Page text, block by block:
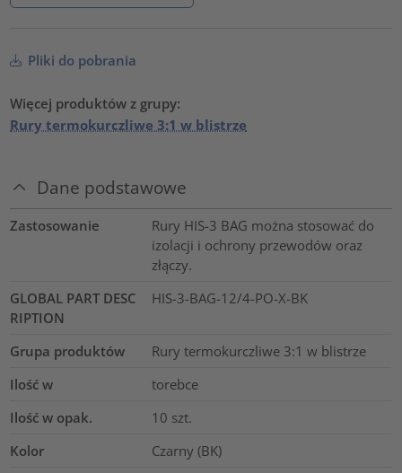
Pliki do pobrania
Więcej produktów z grupy:
Rury termokurczliwe 3:1 w blistrze
Dane podstawowe
Zastosowanie
Rury HIS-3 BAG można stosować do
izolacji i ochrony przewodów oraz
złączy.
GLOBAL PART DESC
RIPTION
HIS-3-BAG-12/4-PO-X-BK
Grupa produktów
Rury termokurczliwe 3:1 w blistrze
Ilość w
torebce
Ilość w opak.
10 szt.
Kolor
Czarny (BK)